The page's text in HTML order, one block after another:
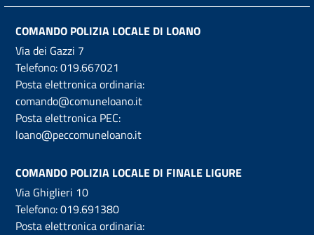
COMANDO POLIZIA LOCALE DI LOANO
Via dei Gazzi 7
Telefono:019.667021
Posta elettronica ordinaria:
comando@comuneloano.it
Posta elettronica PEC:
loano@peccomuneloano.it
COMANDO POLIZIA LOCALE DI FINALE LIGURE
Via Ghiglieri 10
Telefono:019.691380
Posta elettronica ordinaria: